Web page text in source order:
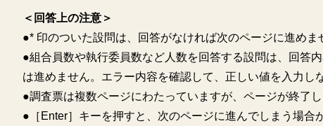
＜回答上の注意＞
●* 印のついた設問は、回答がなければ次のページに進めま
●組合員数や執行委員数など人数を回答する設問は、回答
は進めません。エラー内容を確認して、正しい値を入力し
●調査票は複数ページにわたっていますが、ページが終了
●［Enter］キーを押すと、次のページに進んでしまう場